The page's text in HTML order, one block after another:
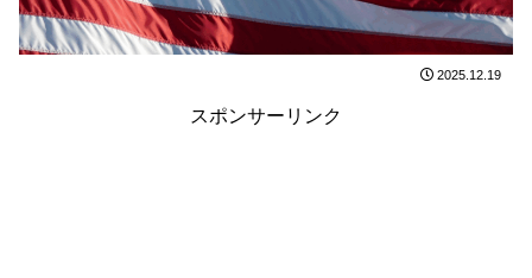
2025.12.19
スポンサーリンク